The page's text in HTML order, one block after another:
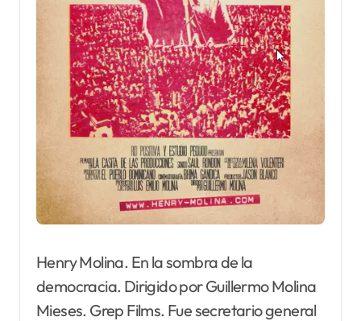
Henry Molina. En la sombra de la
democracia. Dirigido por Guillermo Molina
Mieses. Grep Films. Fue secretario general